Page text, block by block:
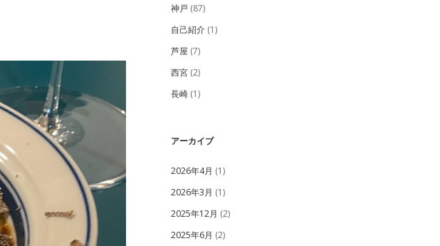
神戸 (87)
自己紹介(1)
芦屋 (7)
西宮(2)
長崎(1)
アーカイブ
2026年4月 (1)
2026年3月 (1)
2025年12月 (2)
2025年6月 (2)